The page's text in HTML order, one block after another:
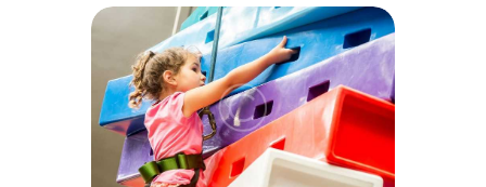
ΓΝΩΡΊΣΤΕ ΜΑΣ
GALLERY
ΕΠΙΚΟΙΝΩΝΊΑ